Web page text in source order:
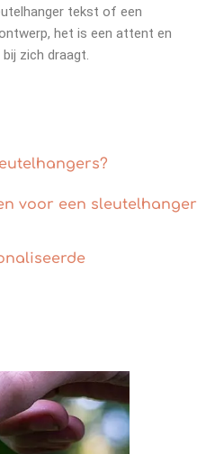
tekst of een
het is een attent en
zich draagt.
voor een sleutelhanger